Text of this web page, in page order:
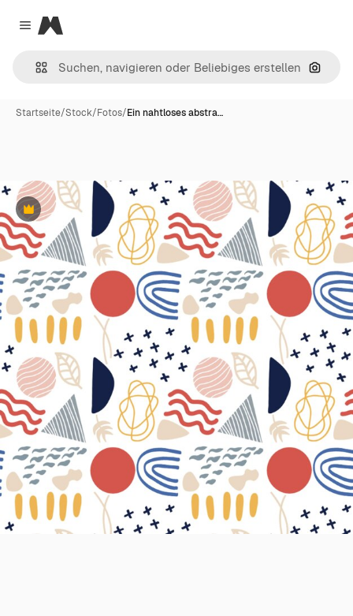
Close menu
Magnific
Nach
Startseite/Stock/Fotos/Ein nahtloses abstra…
Premium